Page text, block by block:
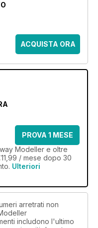
ACQUISTA ORA
PROVA 1 MESE
Modeller e oltre
/ mese dopo 30
Ulteriori
arretrati non
includono l'ultimo